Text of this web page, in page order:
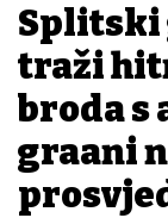
Splitski
traži
broda s
građani